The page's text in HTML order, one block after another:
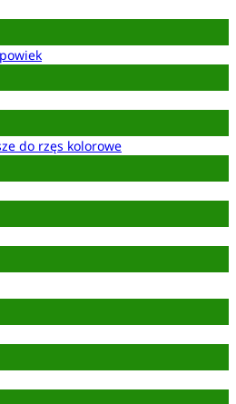
do rzęs kolorowe